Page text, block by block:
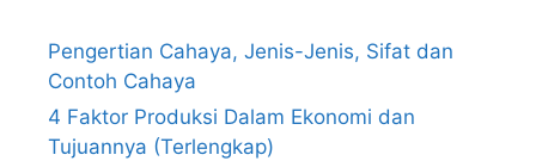
Pengertian Cahaya, Jenis-Jenis, Sifat dan
Contoh Cahaya
4 Faktor Produksi Dalam Ekonomi dan
Tujuannya (Terlengkap)